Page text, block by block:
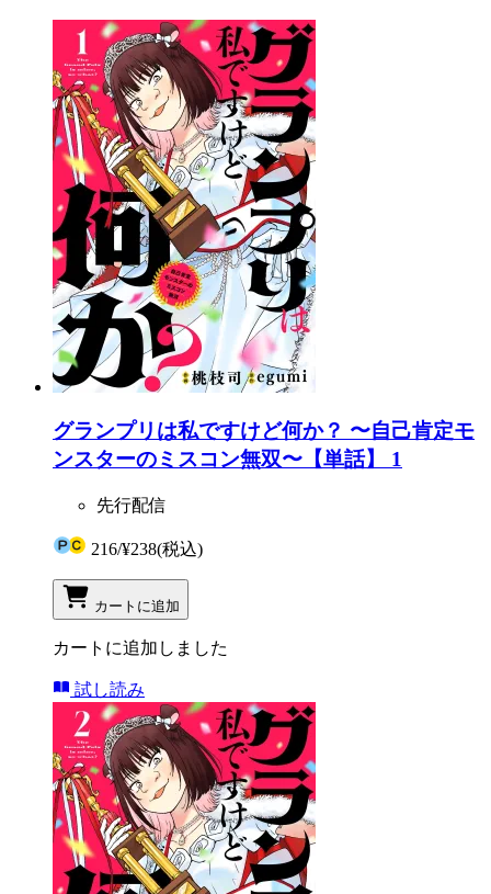
グランプリは私ですけど何か？ 〜自己肯定モ
ンスターのミスコン無双〜【単話】 1
先行配信
216/¥238(税込)
カートに追加
カートに追加しました
試し読み